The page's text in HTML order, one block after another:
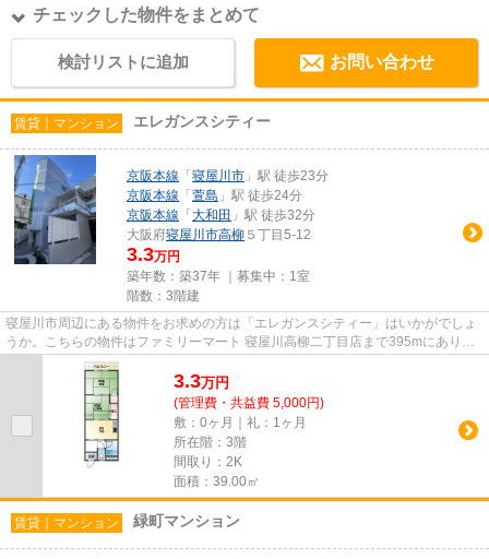
チェックした物件をまとめて
検討リストに追加 お問い合わせ
賃貸｜マンション エレガンスシティー
京阪本線 「 寝屋川市 」駅 徒歩23分
京阪本線 「 萱島 」駅 徒歩24分
京阪本線 「 大和田 」駅 徒歩32分
大阪府寝屋川市高柳 ５丁目5-12
3.3万円
築年数：築37年 ｜募集中： 1室
階数：3階建
寝屋川市周辺にある物件をお求めの方は「エレガンスシティー」はいかがでしょ
うか。こちらの物件はファミリーマート 寝屋川高柳二丁目店まで395mにありま
す。ご利用可能な駅が2つあり...
3.3万円
(管理費・共益費 5,000円)
敷：0ヶ月｜礼：1ヶ月
所在階：3階
間取り：2K
面積：39.00㎡
賃貸｜マンション 緑町マンション